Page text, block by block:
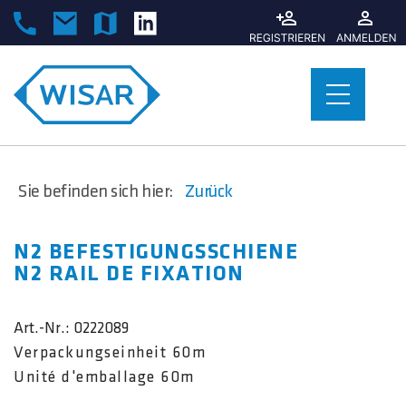
Sie befinden sich hier: Zurück
N2 BEFESTIGUNGSSCHIENE
N2 RAIL DE FIXATION
Art.-Nr.: 0222089
Verpackungseinheit 60m
Unité d'emballage 60m